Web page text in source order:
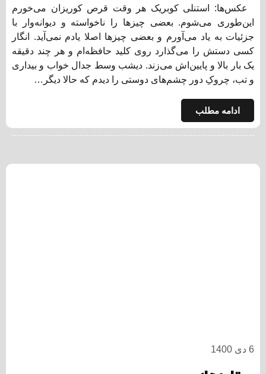
عکس‌ها: استنلی کوبریک هر وقت قرص کوریزان می‌‌خورم
این‌طوری می‌شوم. بعضی چیزها را ناخواسته و دیوانه‌وار با
جزئیات به یاد می‌آورم و بعضی چیزها اصلا یادم نمی‌آید. انگار
کسی دستش را می‌گذارد روی کلید حافظه‌ام و هر چند دقیقه
یک‌ بار بالا و پایین‌اش می‌زند. دیشب وسط جدال خواب و بیداری
و تب، چروکِ دور چشم‌های دوستی را دیدم که حالا دیگر…
ادامه مطلب
6 دی 1400